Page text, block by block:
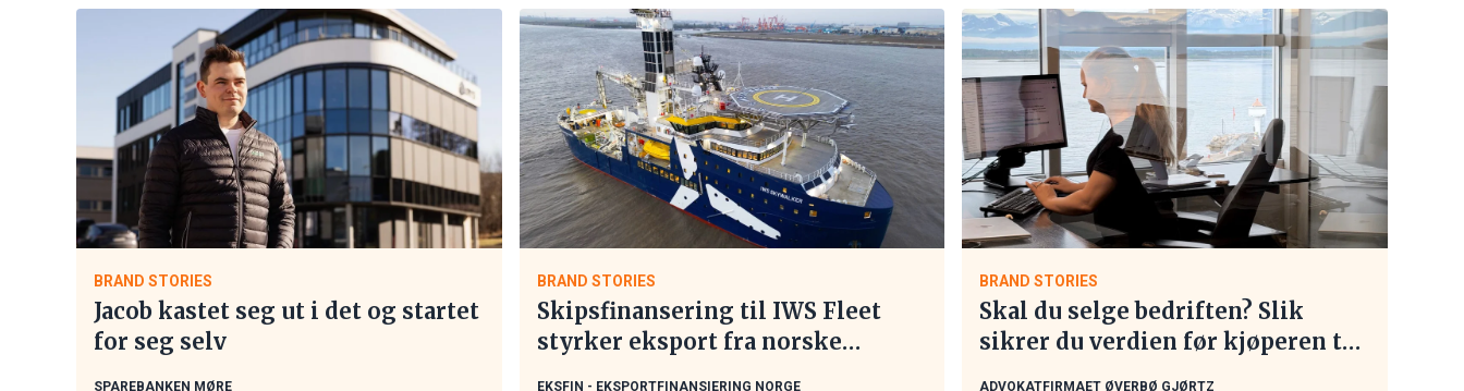
BRAND STORIES
Jacob kastet seg ut i det og startet
for seg selv
SPAREBANKEN MØRE
BRAND STORIES
Skipsfinansering til IWS Fleet
styrker eksport fra norske
EKSFIN - EKSPORTFINANSIERING NORGE
BRAND STORIES
Skal du selge bedriften? Slik
sikrer du verdien før kjøperen tar
ADVOKATFIRMAET ØVERBØ GJØRTZ